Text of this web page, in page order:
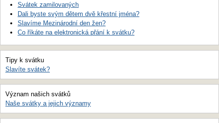
Svátek zamilovaných
Dali byste svým dětem dvě křestní jména?
Slavíme Mezinárodní den žen?
Co říkáte na elektronická přání k svátku?
Tipy k svátku
Slavíte svátek?
Význam našich svátků
Naše svátky a jejich významy